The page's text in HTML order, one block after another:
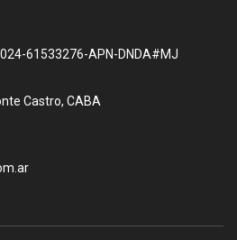
61533276-APN-DNDA#MJ
Castro, CABA